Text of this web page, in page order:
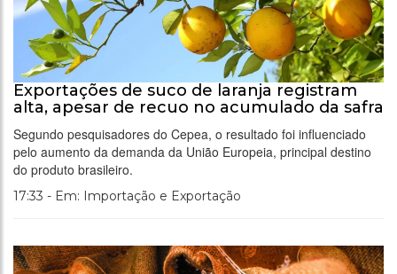
Exportações de suco de laranja registram
alta, apesar de recuo no acumulado da safra
Segundo pesquisadores do Cepea, o resultado foi influenciado
pelo aumento da demanda da União Europeia, principal destino
do produto brasileiro.
17:33 - Em: Importação e Exportação